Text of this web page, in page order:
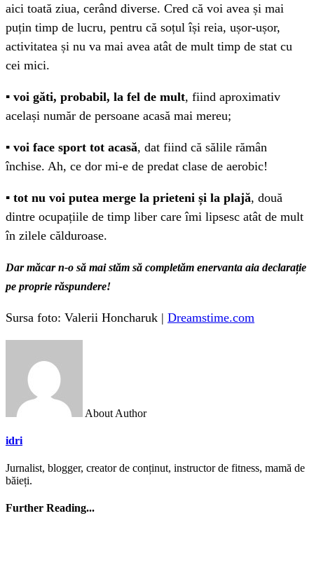
aici toată ziua, cerând diverse. Cred că voi avea și mai
puțin timp de lucru, pentru că soțul își reia, ușor-ușor,
activitatea și nu va mai avea atât de mult timp de stat cu
cei mici.
▪️ voi găti, probabil, la fel de mult, fiind aproximativ
același număr de persoane acasă mai mereu;
▪️ voi face sport tot acasă, dat fiind că sălile rămân
închise. Ah, ce dor mi-e de predat clase de aerobic!
▪️ tot nu voi putea merge la prieteni și la plajă, două
dintre ocupațiile de timp liber care îmi lipsesc atât de mult
în zilele călduroase.
Dar măcar n-o să mai stăm să completăm enervanta aia declarație
pe proprie răspundere!
Sursa foto: Valerii Honcharuk | Dreamstime.com
About Author
idri
Jurnalist, blogger, creator de conținut, instructor de fitness, mamă de
băieți.
Further Reading...